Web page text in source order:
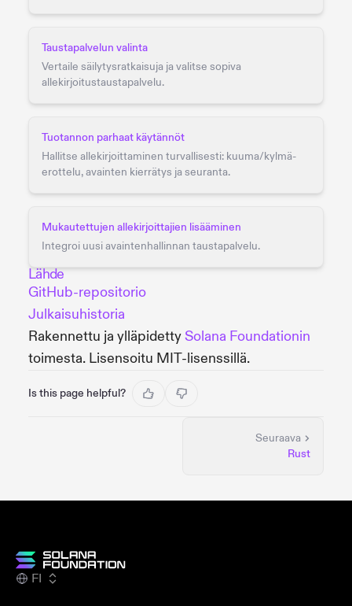
Taustapalvelun valinta
Vertaile säilytysratkaisuja ja valitse sopiva
allekirjoitustaustapalvelu.
Tuotannon parhaat käytännöt
Hallitse allekirjoittaminen turvallisesti: kuuma/kylmä-
erottelu, avainten kierrätys ja seuranta.
Mukautettujen allekirjoittajien lisääminen
Integroi uusi avaintenhallinnan taustapalvelu.
Lähde
GitHub-repositorio
Julkaisuhistoria
Rakennettu ja ylläpidettySolana Foundationin
toimesta. Lisensoitu MIT-lisenssillä.
Is this page helpful?
Seuraava
Rust
FI